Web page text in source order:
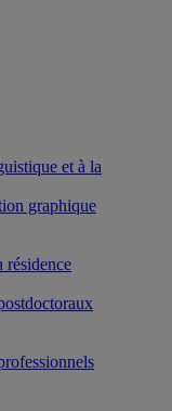
et à la
graphique
résidence